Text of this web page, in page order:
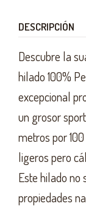
DESCRIPCIÓN
Descubre la
hilado 100%
excepcional
un grosor
metros por
ligeros pero
Este hilado no
propiedades